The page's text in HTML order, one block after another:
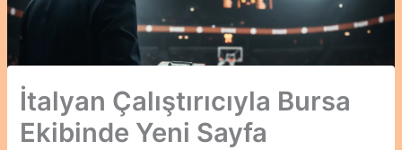
İtalyan Çalıştırıcıyla Bursa
Ekibinde Yeni Sayfa